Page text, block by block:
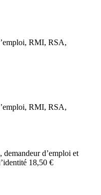
RMI, RSA,
RMI, RSA,
d’emploi et
18,50 €